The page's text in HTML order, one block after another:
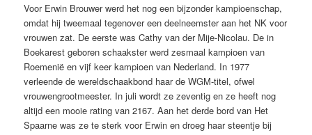
Voor Erwin Brouwer werd het nog een bijzonder kampioenschap,
omdat hij tweemaal tegenover een deelneemster aan het NK voor
vrouwen zat. De eerste was Cathy van der Mije-Nicolau. De in
Boekarest geboren schaakster werd zesmaal kampioen van
Roemenië en vijf keer kampioen van Nederland. In 1977
verleende de wereldschaakbond haar de WGM-titel, ofwel
vrouwengrootmeester. In juli wordt ze zeventig en ze heeft nog
altijd een mooie rating van 2167. Aan het derde bord van Het
Spaarne was ze te sterk voor Erwin en droeg haar steentje bij